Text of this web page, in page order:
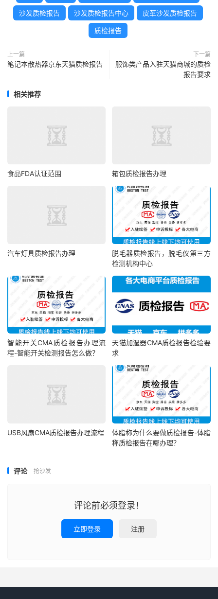
沙发质检报告 沙发质检报告中心 皮革沙发质检报告
质检报告
上一篇
笔记本散热器京东天猫质检报告
下一篇
服饰类产品入驻天猫商城的质检
报告要求
相关推荐
食品FDA认证范围 箱包质检报告办理
汽车灯具质检报告办理
脱毛器质检报告，脱毛仪第三方
检测机构中心
智能开关CMA质检报告办理流
程-智能开关检测报告怎么做？
天猫加湿器CMA质检报告检验要
求
USB风扇CMA质检报告办理流程
体脂称为什么要做质检报告-体脂
称质检报告在哪办理？
评论 抢沙发
评论前必须登录！
立即登录 注册